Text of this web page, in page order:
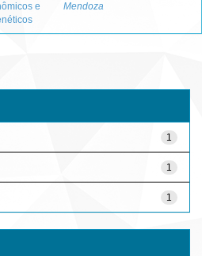
e
Mendoza
1
1
1